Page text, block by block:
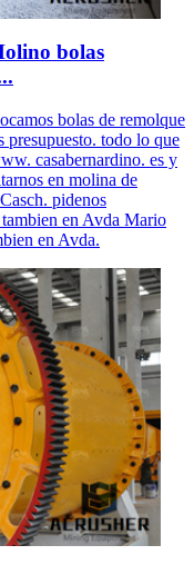
bolas
bolas de remolque
presupuesto. todo lo que
casabernardino. es y
en molina de
pidenos
en Avda Mario
en Avda.